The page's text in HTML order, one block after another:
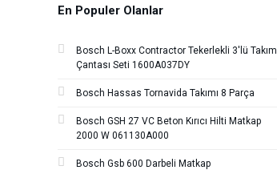
En Populer Olanlar
Bosch L-Boxx Contractor Tekerlekli 3'lü Takım
Çantası Seti 1600A037DY
Bosch Hassas Tornavida Takımı 8 Parça
Bosch GSH 27 VC Beton Kırıcı Hilti Matkap
2000 W 061130A000
Bosch Gsb 600 Darbeli Matkap